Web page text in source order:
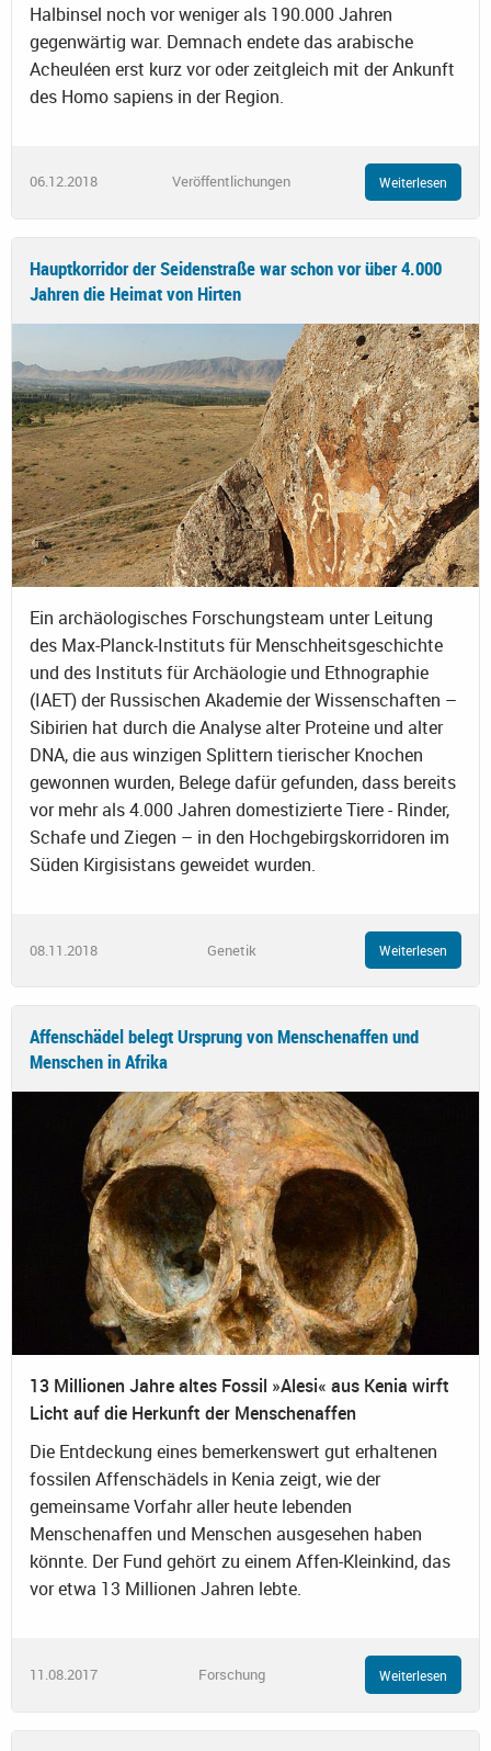
Halbinsel noch vor weniger als 190.000 Jahren
gegenwärtig war. Demnach endete das arabische
Acheuléen erst kurz vor oder zeitgleich mit der Ankunft
des Homo sapiens in der Region.
06.12.2018 Veröffentlichungen Weiterlesen
Hauptkorridor der Seidenstraße war schon vor über 4.000
Jahren die Heimat von Hirten
Ein archäologisches Forschungsteam unter Leitung
des Max-Planck-Instituts für Menschheitsgeschichte
und des Instituts für Archäologie und Ethnographie
(IAET) der Russischen Akademie der Wissenschaften –
Sibirien hat durch die Analyse alter Proteine und alter
DNA, die aus winzigen Splittern tierischer Knochen
gewonnen wurden, Belege dafür gefunden, dass bereits
vor mehr als 4.000 Jahren domestizierte Tiere - Rinder,
Schafe und Ziegen – in den Hochgebirgskorridoren im
Süden Kirgisistans geweidet wurden.
08.11.2018 Genetik Weiterlesen
Affenschädel belegt Ursprung von Menschenaffen und
Menschen in Afrika
13 Millionen Jahre altes Fossil »Alesi« aus Kenia wirft
Licht auf die Herkunft der Menschenaffen
Die Entdeckung eines bemerkenswert gut erhaltenen
fossilen Affenschädels in Kenia zeigt, wie der
gemeinsame Vorfahr aller heute lebenden
Menschenaffen und Menschen ausgesehen haben
könnte. Der Fund gehört zu einem Affen-Kleinkind, das
vor etwa 13 Millionen Jahren lebte.
11.08.2017 Forschung Weiterlesen